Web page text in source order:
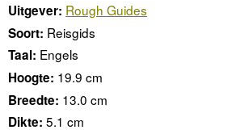
Uitgever: Rough Guides
Soort: Reisgids
Taal: Engels
Hoogte: 19.9 cm
Breedte: 13.0 cm
Dikte: 5.1 cm